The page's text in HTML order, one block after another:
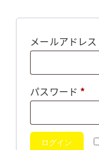
メールアドレス
パスワード *必
ログイン